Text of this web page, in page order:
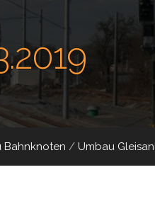
Bahnknoten / Umbau